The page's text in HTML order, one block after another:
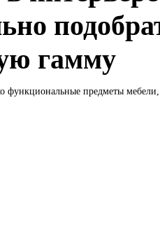
гамму
функциональные предметы